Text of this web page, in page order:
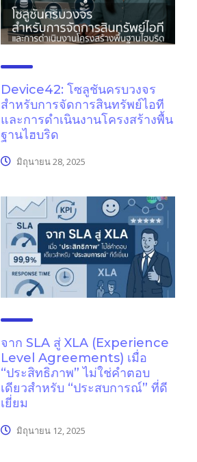
Device42: โซลูชันครบวงจร
สำหรับการจัดการสินทรัพย์ไอที
และการดำเนินงานโครงสร้างพื้น
ฐานไฮบริด
มิถุนายน 28, 2025
จาก SLA สู่ XLA (Experience
Level Agreements) เมื่อ
“ประสิทธิภาพ” ไม่ใช่คำตอบ
เดียวสำหรับ “ประสบการณ์” ที่ดี
เยี่ยม
มิถุนายน 12, 2025